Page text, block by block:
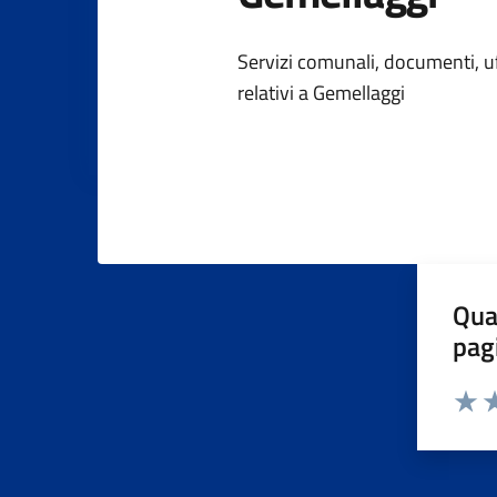
Dettagli
Servizi comunali, documenti,
relativi a Gemellaggi